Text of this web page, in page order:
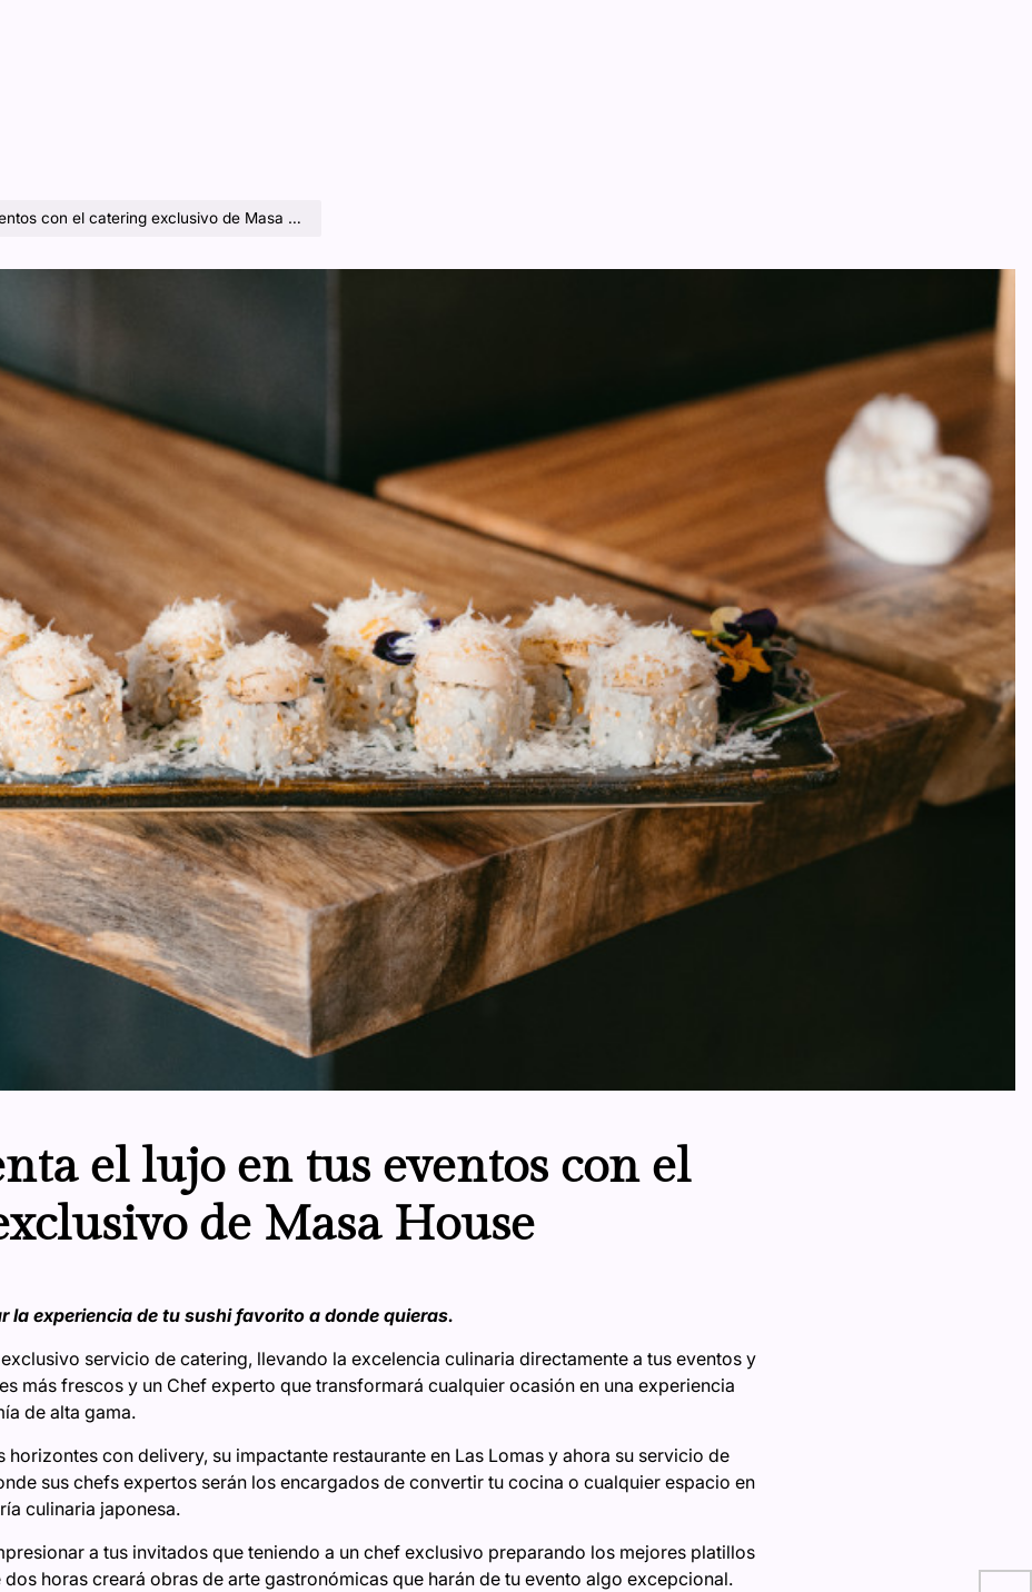
con el catering exclusivo de Masa House
el lujo en tus eventos con el
de Masa House
la experiencia de tu sushi favorito a donde quieras.
servicio de catering, llevando la excelencia culinaria directamente a tus eventos y
más frescos y un Chef experto que transformará cualquier ocasión en una experiencia
de alta gama.
horizontes con delivery, su impactante restaurante en Las Lomas y ahora su servicio de
sus chefs expertos serán los encargados de convertir tu cocina o cualquier espacio en
culinaria japonesa.
a tus invitados que teniendo a un chef exclusivo preparando los mejores platillos
dos horas creará obras de arte gastronómicas que harán de tu evento algo excepcional.